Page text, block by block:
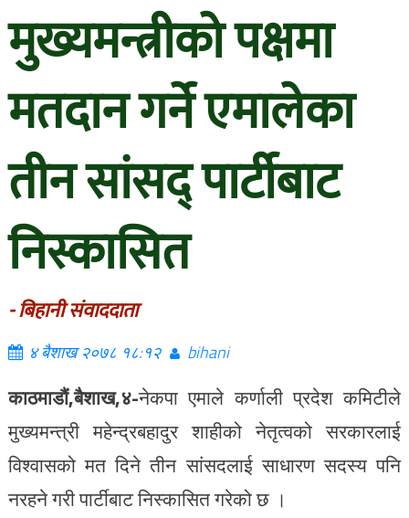
मुख्यमन्त्रीको पक्षमा
मतदान गर्ने एमालेका
तीन सांसद् पार्टीबाट
निस्कासित
- बिहानी संवाददाता
४ बैशाख २०७८ १८:१२ bihani
काठमाडौं,बैशाख,४-नेकपा एमाले कर्णाली प्रदेश कमिटीले
मुख्यमन्त्री महेन्द्रबहादुर शाहीको नेतृत्वको सरकारलाई
विश्वासको मत दिने तीन सांसदलाई साधारण सदस्य पनि
नरहने गरी पार्टीबाट निस्कासित गरेको छ ।